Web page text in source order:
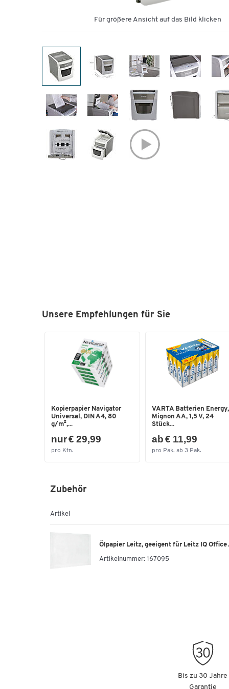
Für größere Ansicht auf das Bild klicken
Unsere Empfehlungen für Sie
Kopierpapier Navigator
Universal, DIN A4, 80
g/m²,...
nur € 29,99
pro Ktn.
VARTA Batterien Energy,
Mignon AA, 1,5 V, 24
Stück...
ab € 11,99
pro Pak. ab 3 Pak.
Zubehör
Artikel
Ölpapier Leitz, geeigent für Leitz IQ
Artikelnummer: 167095
Bis zu 30 Jahre
Garantie